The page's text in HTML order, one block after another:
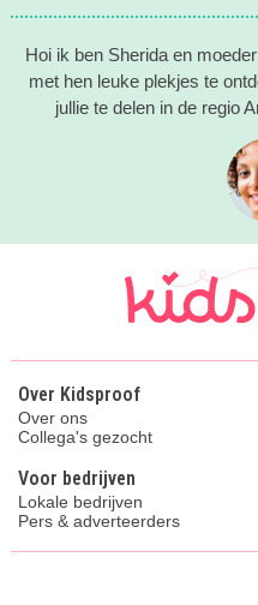
Hoi ik ben Sherida en
met hen leuke plekjes te
jullie te delen in de regio
Over Kidsproof
Over ons
Collega's gezocht
Voor bedrijven
Lokale bedrijven
Pers & adverteerders